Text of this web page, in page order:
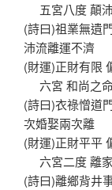
五宮八度 顛
(詩曰)祖業無遺
沛流離運不濟
(財運)正財有限
六宮 和尚之
(詩曰)衣祿憎道
次婚娶兩次離
(財運)正財平平
六宮二度 離
(詩曰)離鄉背井